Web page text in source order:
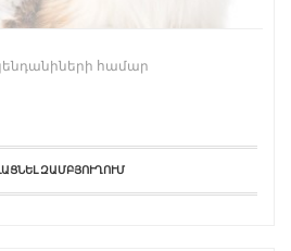
համար
ԶԱՄԲՅՈՒՂՈՒՄ